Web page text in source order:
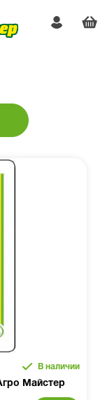
В наличии
Майстер